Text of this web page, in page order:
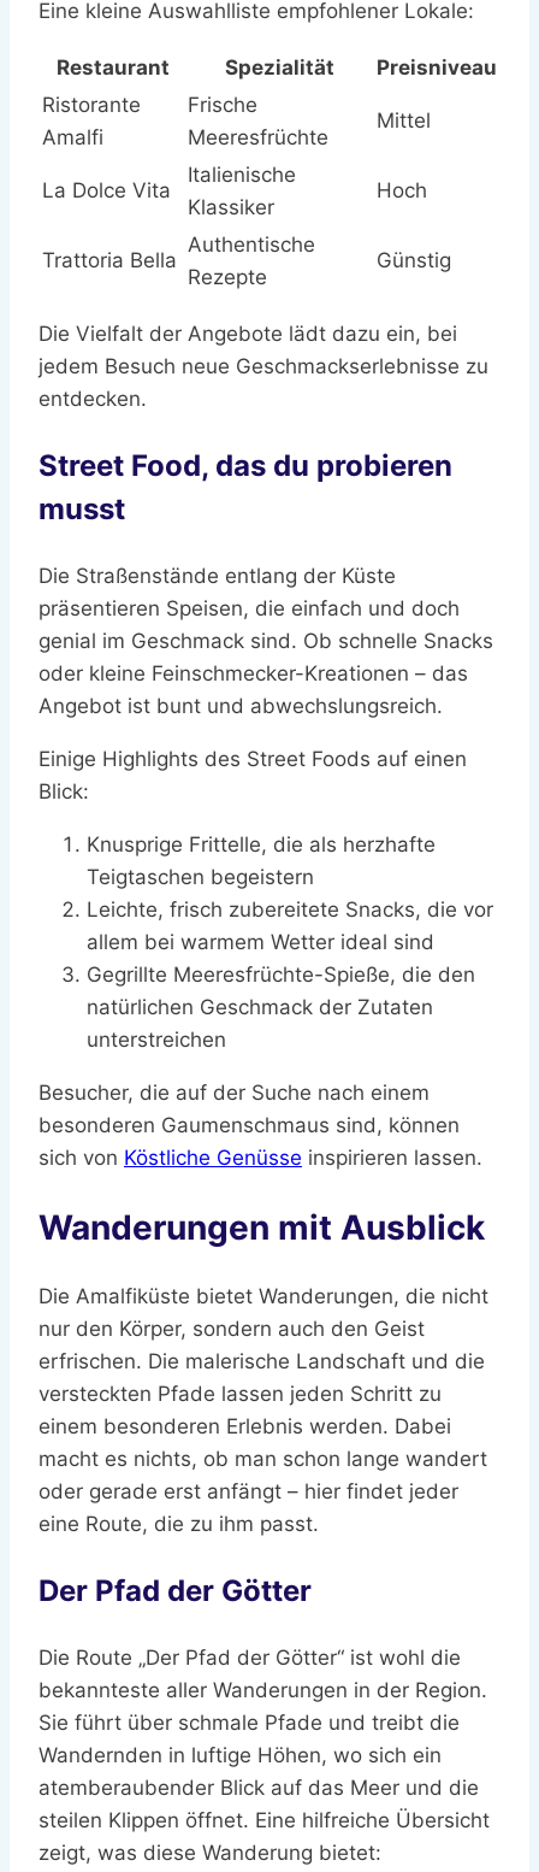
Eine kleine Auswahlliste empfohlener Lokale:
Restaurant Spezialität
Preisniveau
Ristorante
Amalfi
Frische
Meeresfrüchte
Mittel
La Dolce Vita
Italienische
Klassiker
Hoch
Trattoria Bella
Authentische
Rezepte
Günstig
Die Vielfalt der Angebote lädt dazu ein, bei
jedem Besuch neue Geschmackserlebnisse zu
entdecken.
Street Food, das du probieren
musst
Die Straßenstände entlang der Küste
präsentieren Speisen, die einfach und doch
genial im Geschmack sind. Ob schnelle Snacks
oder kleine Feinschmecker-Kreationen – das
Angebot ist bunt und abwechslungsreich.
Einige Highlights des Street Foods auf einen
Blick:
Knusprige Frittelle, die als herzhafte
Teigtaschen begeistern
Leichte, frisch zubereitete Snacks, die vor
allem bei warmem Wetter ideal sind
Gegrillte Meeresfrüchte-Spieße, die den
natürlichen Geschmack der Zutaten
unterstreichen
Besucher, die auf der Suche nach einem
besonderen Gaumenschmaus sind, können
sich von Köstliche Genüsse inspirieren lassen.
Wanderungen mit Ausblick
Die Amalfiküste bietet Wanderungen, die nicht
nur den Körper, sondern auch den Geist
erfrischen. Die malerische Landschaft und die
versteckten Pfade lassen jeden Schritt zu
einem besonderen Erlebnis werden. Dabei
macht es nichts, ob man schon lange wandert
oder gerade erst anfängt – hier findet jeder
eine Route, die zu ihm passt.
Der Pfad der Götter
Die Route „Der Pfad der Götter“ ist wohl die
bekannteste aller Wanderungen in der Region.
Sie führt über schmale Pfade und treibt die
Wandernden in luftige Höhen, wo sich ein
atemberaubender Blick auf das Meer und die
steilen Klippen öffnet. Eine hilfreiche Übersicht
zeigt, was diese Wanderung bietet: